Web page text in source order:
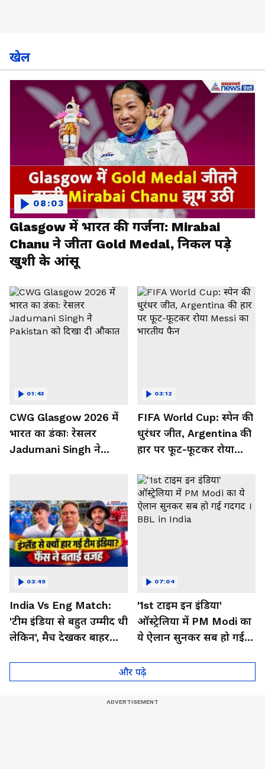
खेल
Glasgow में भारत की गर्जना: Mirabai
Chanu ने जीता Gold Medal, निकल पड़े
खुशी के आंसू
08:03
CWG Glasgow 2026 में
भारत का डंकाः रेसलर
Jadumani Singh ने
01:43
FIFA World Cup: स्पेन की
धुरंधर जीत, Argentina की
हार पर फूट-फूटकर रोया
03:12
India Vs Eng Match:
'टीम इंडिया से बहुत उम्मीद थी
लेकिन', मैच देखकर बाहर
03:49
'1st टाइम इन इंडिया'
ऑस्ट्रेलिया में PM Modi का
ये ऐलान सुनकर सब हो गई
07:04
और पढ़े